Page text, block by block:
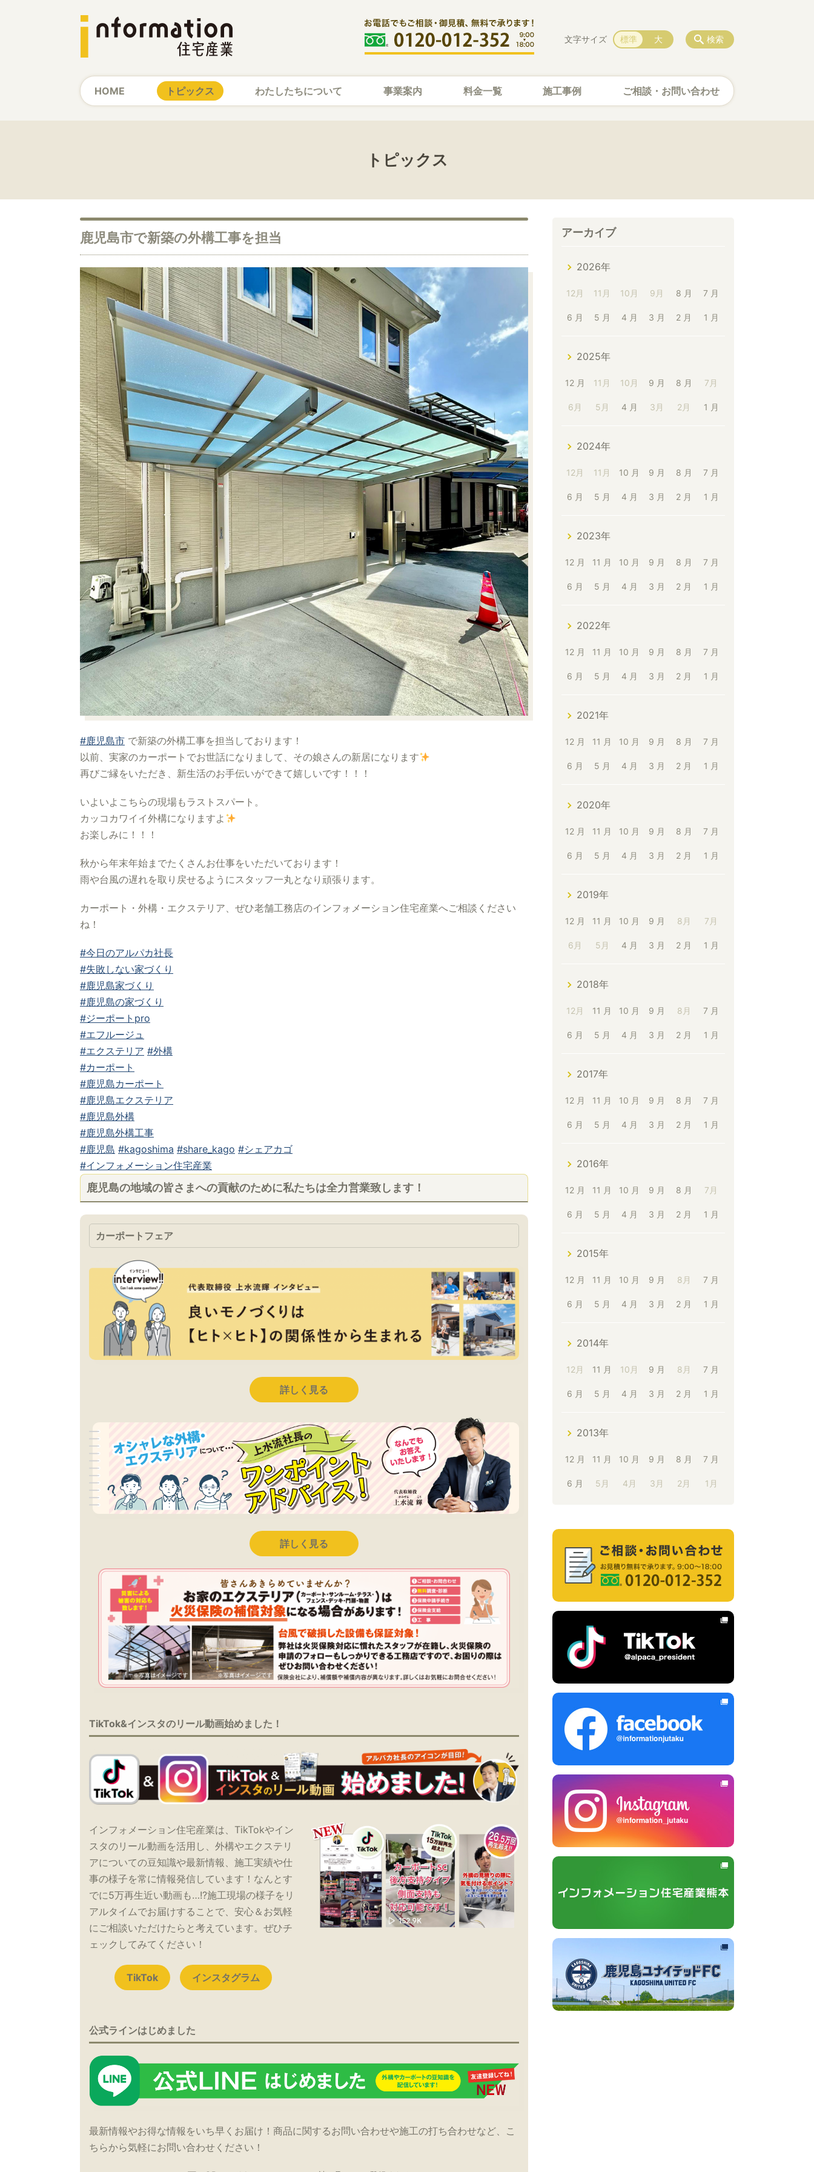
HOME トピックス わたしたちについて 事業案内 料金一覧 施工事例 ご相談・お問い合わせ
検索
文字サイズ 標準 大
トピックス
鹿児島市で新築の外構工事を担当
#鹿児島市 で新築の外構工事を担当しております！
以前、実家のカーポートでお世話になりまして、その娘さんの新居になります
再びご縁をいただき、新生活のお手伝いができて嬉しいです！！！
いよいよこちらの現場もラストスパート。
カッコカワイイ外構になりますよ
お楽しみに！！！
秋から年末年始までたくさんお仕事をいただいております！
雨や台風の遅れを取り戻せるようにスタッフ一丸となり頑張ります。
カーポート・外構・エクステリア、ぜひ老舗工務店のインフォメーション住宅産業へご相談ください
ね！
#今日のアルパカ社長
#失敗しない家づくり
#鹿児島家づくり
#鹿児島の家づくり
#ジーポートpro
#エフルージュ
#エクステリア #外構
#カーポート
#鹿児島カーポート
#鹿児島エクステリア
#鹿児島外構
#鹿児島外構工事
#鹿児島 #kagoshima #share_kago #シェアカゴ
#インフォメーション住宅産業
鹿児島の地域の皆さまへの貢献のために私たちは全力営業致します！
カーポートフェア
詳しく見る
詳しく見る
TikTok&インスタのリール動画始めました！
インフォメーション住宅産業は、TikTokやイン
スタのリール動画を活用し、外構やエクステリ
アについての豆知識や最新情報、施工実績や仕
事の様子を常に情報発信しています！なんとす
でに5万再生近い動画も…!?施工現場の様子をリ
アルタイムでお届けすることで、安心＆お気軽
にご相談いただけたらと考えています。ぜひチ
ェックしてみてください！
TikTok インスタグラム
公式ラインはじめました
最新情報やお得な情報をいち早くお届け！商品に関するお問い合わせや施工の打ち合わせなど、こ
ちらから気軽にお問い合わせください！
アーカイブ
2026年
12月 11月 10月 9月 8 月 7 月
6 月 5 月 4 月 3 月 2 月 1 月
2025年
12 月 11月 10月 9 月 8 月 7月
6月 5月 4 月 3月 2月 1 月
2024年
12月 11月 10 月 9 月 8 月 7 月
6 月 5 月 4 月 3 月 2 月 1 月
2023年
12 月 11 月 10 月 9 月 8 月 7 月
6 月 5 月 4 月 3 月 2 月 1 月
2022年
12 月 11 月 10 月 9 月 8 月 7 月
6 月 5 月 4 月 3 月 2 月 1 月
2021年
12 月 11 月 10 月 9 月 8 月 7 月
6 月 5 月 4 月 3 月 2 月 1 月
2020年
12 月 11 月 10 月 9 月 8 月 7 月
6 月 5 月 4 月 3 月 2 月 1 月
2019年
12 月 11 月 10 月 9 月 8月 7月
6月 5月 4 月 3 月 2 月 1 月
2018年
12月 11 月 10 月 9 月 8月 7 月
6 月 5 月 4 月 3 月 2 月 1 月
2017年
12 月 11 月 10 月 9 月 8 月 7 月
6 月 5 月 4 月 3 月 2 月 1 月
2016年
12 月 11 月 10 月 9 月 8 月 7月
6 月 5 月 4 月 3 月 2 月 1 月
2015年
12 月 11 月 10 月 9 月 8月 7 月
6 月 5 月 4 月 3 月 2 月 1 月
2014年
12月 11 月 10月 9 月 8月 7 月
6 月 5 月 4 月 3 月 2 月 1 月
2013年
12 月 11 月 10 月 9 月 8 月 7 月
6 月 5月 4月 3月 2月 1月